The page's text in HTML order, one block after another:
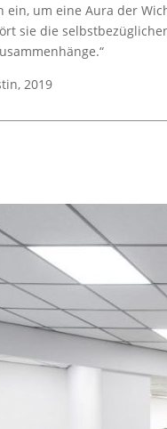
ein, um eine Aura der
sie die
2019